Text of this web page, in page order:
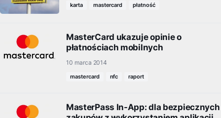
karta mastercard płatność
MasterCard ukazuje opinie o
płatnościach mobilnych
10 marca 2014
mastercard nfc raport
MasterPass In-App: dla bezpiecznych